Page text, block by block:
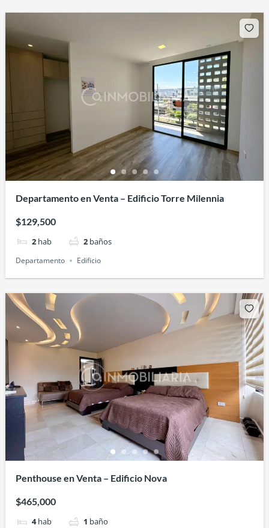
Departamento en Venta – Edificio Torre Milennia
$129,500
2 hab 2 baños
Departamento Edificio
Penthouse en Venta – Edificio Nova
$465,000
4 hab 1 baño